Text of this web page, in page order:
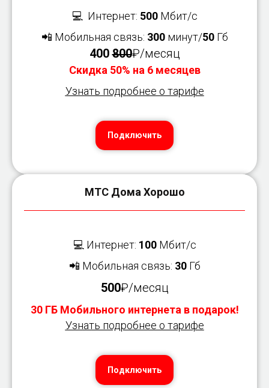
💻 Интернет: 500 Мбит/с
📲 Мобильная связь: 300 минут/50 Гб
400800₽/месяц
Скидка 50% на 6 месяцев
Узнать подробнее о тарифе
Подключить
МТС Дома Хорошо
💻 Интернет: 100 Мбит/с
📲 Мобильная связь: 30Гб
500₽/месяц
30 ГБ Мобильного интернета в подарок!
Узнать подробнее о тарифе
Подключить